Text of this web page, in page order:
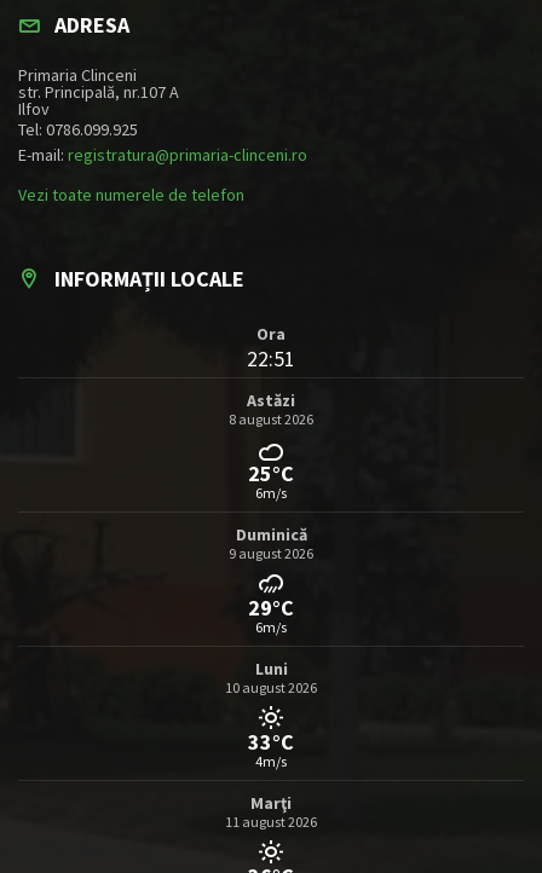
ADRESA
Primaria Clinceni
str. Principală, nr.107 A
Ilfov
Tel: 0786.099.925
E-mail: registratura@primaria-clinceni.ro
Vezi toate numerele de telefon
INFORMAȚII LOCALE
Ora
22:51
Astăzi
8 august 2026
25°C
6m/s
Duminică
9 august 2026
29°C
6m/s
Luni
10 august 2026
33°C
4m/s
Marţi
11 august 2026